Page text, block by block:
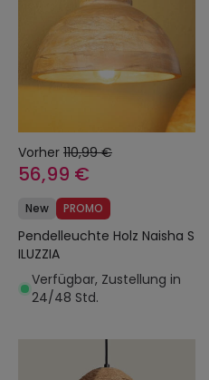
Vorher 110,99 €
56,99 €
New PROMO
Pendelleuchte Holz Naisha S
ILUZZIA
Verfügbar, Zustellung in
24/48 Std.